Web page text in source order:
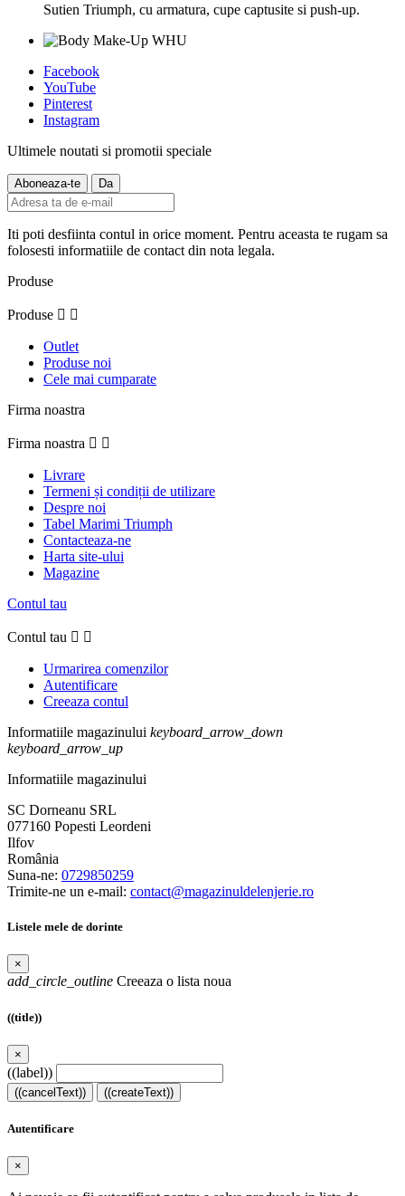
Sutien Triumph, cu armatura, cupe captusite si push-up.
Facebook
YouTube
Pinterest
Instagram
Ultimele noutati si promotii speciale
Iti poti desfiinta contul in orice moment. Pentru aceasta te rugam sa
folosesti informatiile de contact din nota legala.
Produse
Produse  
Outlet
Produse noi
Cele mai cumparate
Firma noastra
Firma noastra  
Livrare
Termeni și condiții de utilizare
Despre noi
Tabel Marimi Triumph
Contacteaza-ne
Harta site-ului
Magazine
Contul tau
Contul tau  
Urmarirea comenzilor
Autentificare
Creeaza contul
Informatiile magazinului keyboard_arrow_down
keyboard_arrow_up
Informatiile magazinului
SC Dorneanu SRL
077160 Popesti Leordeni
Ilfov
România
Suna-ne: 0729850259
Trimite-ne un e-mail: contact@magazinuldelenjerie.ro
Listele mele de dorinte
×
add_circle_outline Creeaza o lista noua
((title))
×
((label))
((cancelText)) ((createText))
Autentificare
×